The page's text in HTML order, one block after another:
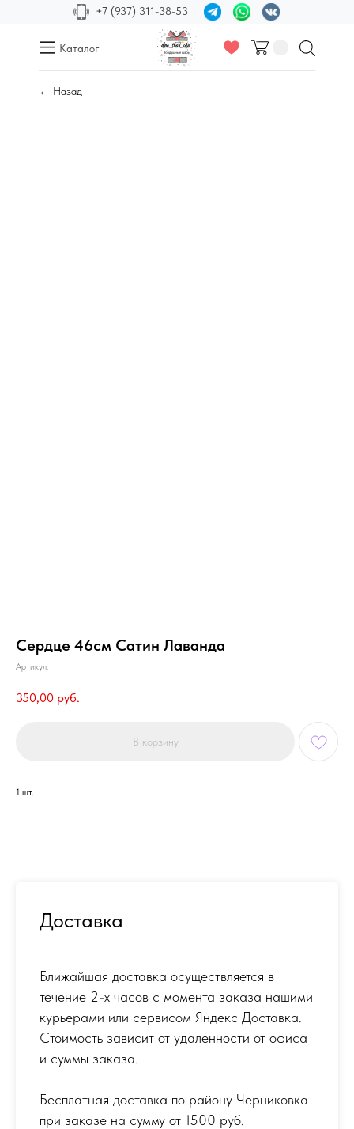
+7 (937) 311-38-53
Каталог
← Назад
Сердце 46см Сатин Лаванда
Артикул:
350,00 руб.
В корзину
1 шт.
Доставка
Ближайшая доставка осуществляется в
течение 2-х часов с момента заказа нашими
курьерами или сервисом Яндекс Доставка.
Стоимость зависит от удаленности от офиса
и суммы заказа.
Бесплатная доставка по району Черниковка
при заказе на сумму от 1500 руб.